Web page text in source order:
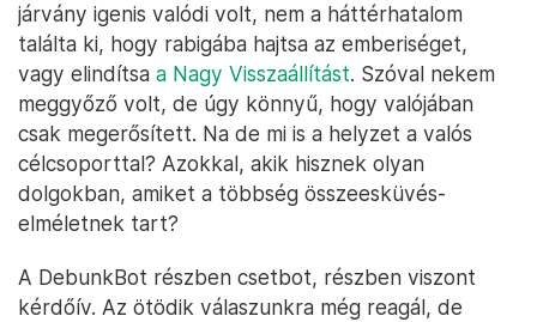
járvány igenis valódi volt, nem a háttérhatalom
találta ki, hogy rabigába hajtsa az emberiséget,
vagy elindítsa a Nagy Visszaállítást. Szóval nekem
meggyőző volt, de úgy könnyű, hogy valójában
csak megerősített. Na de mi is a helyzet a valós
célcsoporttal? Azokkal, akik hisznek olyan
dolgokban, amiket a többség összeesküvés-
elméletnek tart?
A DebunkBot részben csetbot, részben viszont
kérdőív. Az ötödik válaszunkra még reagál, de